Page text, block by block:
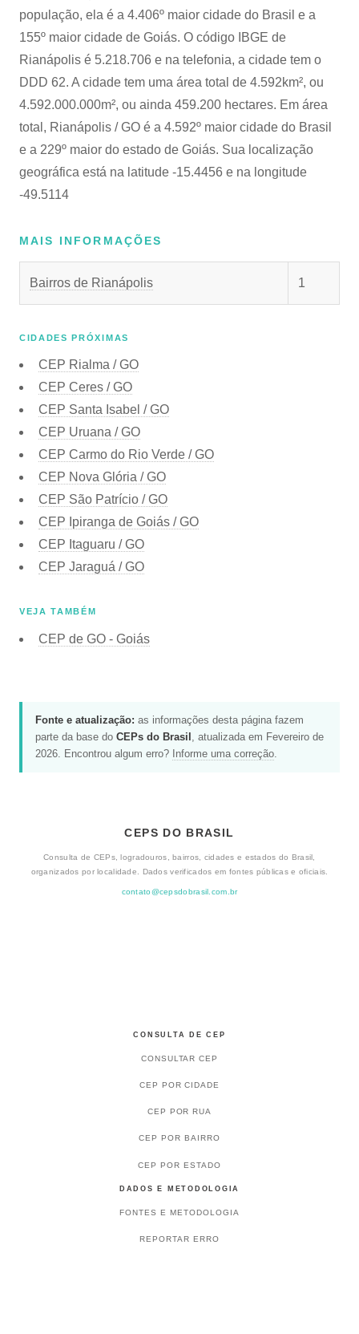
população, ela é a 4.406º maior cidade do Brasil e a
155º maior cidade de Goiás. O código IBGE de
Rianápolis é 5.218.706 e na telefonia, a cidade tem o
DDD 62. A cidade tem uma área total de 4.592km², ou
4.592.000.000m², ou ainda 459.200 hectares. Em área
total, Rianápolis / GO é a 4.592º maior cidade do Brasil
e a 229º maior do estado de Goiás. Sua localização
geográfica está na latitude -15.4456 e na longitude
-49.5114
MAIS INFORMAÇÕES
Bairros de Rianápolis 1
CIDADES PRÓXIMAS
CEP Rialma / GO
CEP Ceres / GO
CEP Santa Isabel / GO
CEP Uruana / GO
CEP Carmo do Rio Verde / GO
CEP Nova Glória / GO
CEP São Patrício / GO
CEP Ipiranga de Goiás / GO
CEP Itaguaru / GO
CEP Jaraguá / GO
VEJA TAMBÉM
CEP de GO - Goiás
Fonte e atualização: as informações desta página fazem
parte da base do CEPs do Brasil , atualizada em Fevereiro de
2026. Encontrou algum erro? Informe uma correção.
CEPS DO BRASIL
Consulta de CEPs, logradouros, bairros, cidades e estados do Brasil,
organizados por localidade. Dados verificados em fontes públicas e oficiais.
contato@cepsdobrasil.com.br
CONSULTA DE CEP
CONSULTAR CEP
CEP POR CIDADE
CEP POR RUA
CEP POR BAIRRO
CEP POR ESTADO
DADOS E METODOLOGIA
FONTES E METODOLOGIA
REPORTAR ERRO